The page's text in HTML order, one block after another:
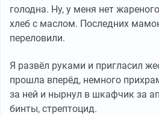
голодна. Ну, у меня нет
хлеб с маслом. Последних
переловили.
Я развёл руками и пригласил
прошла вперёд, немного
за ней и нырнул в шкафчик за
бинты, стрептоцид.